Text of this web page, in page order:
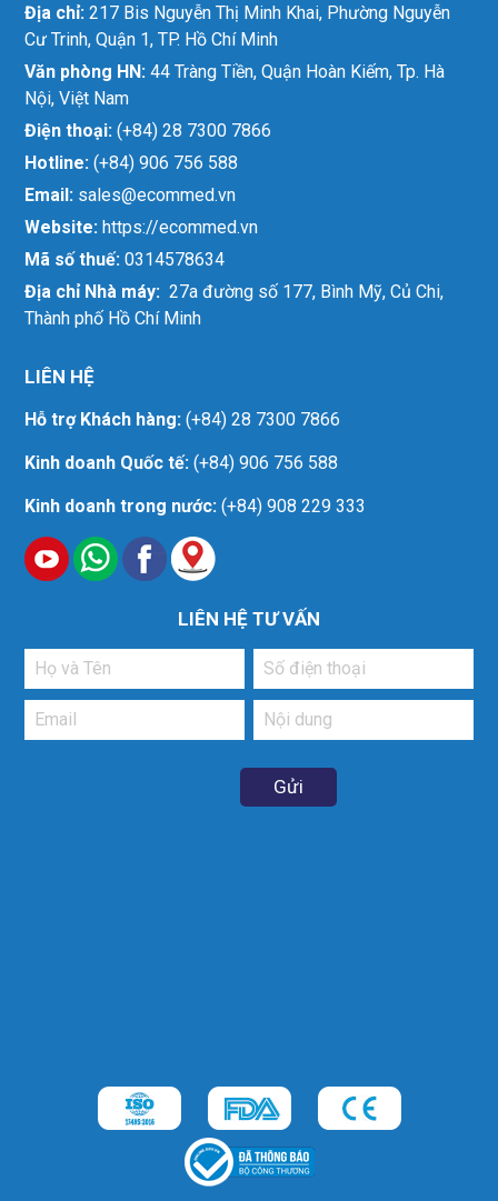
Địa chỉ: 217 Bis Nguyễn Thị Minh Khai, Phường Nguyễn
Cư Trinh, Quận 1, TP. Hồ Chí Minh
Văn phòng HN: 44 Tràng Tiền, Quận Hoàn Kiếm, Tp. Hà
Nội, Việt Nam
Điện thoại: (+84) 28 7300 7866
Hotline: (+84) 906 756 588
Email: sales@ecommed.vn
Website: https://ecommed.vn
Mã số thuế:0314578634
Địa chỉ Nhà máy: 27a đường số 177, Bình Mỹ, Củ Chi,
Thành phố Hồ Chí Minh
LIÊN HỆ
Hỗ trợ Khách hàng: (+84) 28 7300 7866
Kinh doanh Quốc tế: (+84) 906 756 588
Kinh doanh trong nước: (+84) 908 229 333
LIÊN HỆ TƯ VẤN